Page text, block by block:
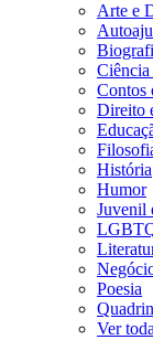
Arte e
Ciência
Contos
Direito
História
Humor
Juvenil
Poesia
Ver